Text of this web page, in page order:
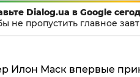
Dialog.ua в Google
не пропустить главное
Илон Маск впервые